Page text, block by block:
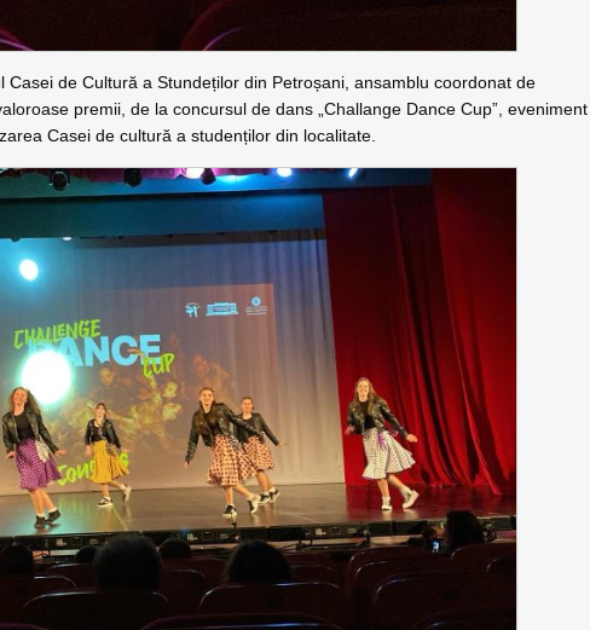
Casei de Cultură a Stundeților din Petroșani, ansamblu coordonat de
premii, de la concursul de dans „Challange Dance Cup”, eveniment
Casei de cultură a studenților din localitate.